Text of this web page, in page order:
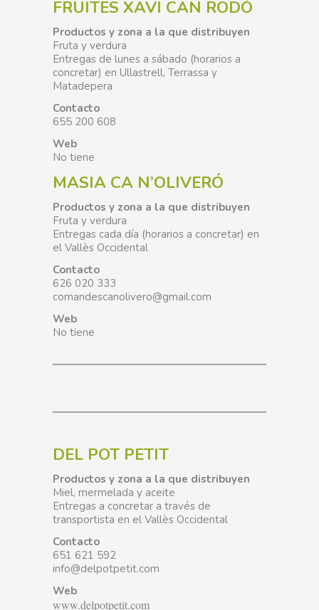
FRUITES XAVI CAN RODÓ
Productos y zona a la que distribuyen
Fruta y verdura
Entregas de lunes a sábado (horarios a
concretar) en Ullastrell, Terrassa y
Matadepera
Contacto
655 200 608
Web
No tiene
MASIA CA N’OLIVERÓ
Productos y zona a la que distribuyen
Fruta y verdura
Entregas cada día (horarios a concretar) en
el Vallès Occidental
Contacto
626 020 333
comandescanolivero@gmail.com
Web
No tiene
DEL POT PETIT
Productos y zona a la que distribuyen
Miel, mermelada y aceite
Entregas a concretar a través de
transportista en el Vallès Occidental
Contacto
651 621 592
info@delpotpetit.com
Web
www.delpotpetit.com